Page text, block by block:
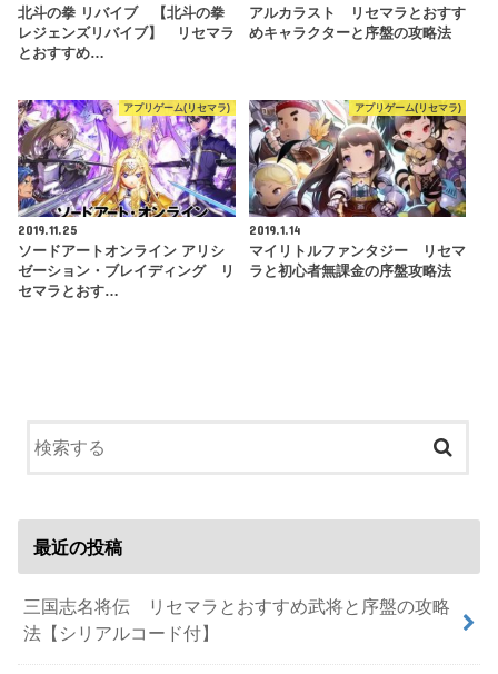
北斗の拳 リバイブ 【北斗の拳
レジェンズリバイブ】 リセマラ
とおすすめ…
アルカラスト リセマラとおすす
めキャラクターと序盤の攻略法
アプリゲーム(リセマラ)
2019.11.25
ソードアートオンライン アリシ
ゼーション・ブレイディング リ
セマラとおす…
アプリゲーム(リセマラ)
2019.1.14
マイリトルファンタジー リセマ
ラと初心者無課金の序盤攻略法
最近の投稿
三国志名将伝 リセマラとおすすめ武将と序盤の攻略
法【シリアルコード付】